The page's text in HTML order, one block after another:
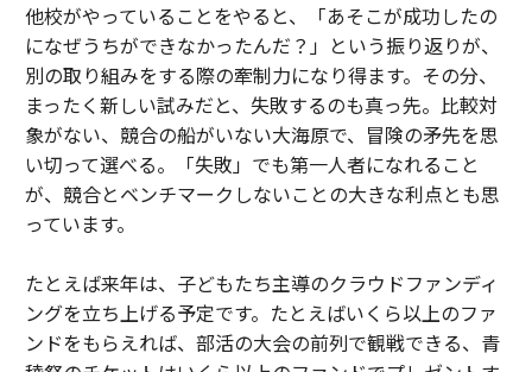
他校がやっていることをやると、「あそこが成功したの
になぜうちができなかったんだ？」という振り返りが、
別の取り組みをする際の牽制力になり得ます。その分、
まったく新しい試みだと、失敗するのも真っ先。比較対
象がない、競合の船がいない大海原で、冒険の矛先を思
い切って選べる。「失敗」でも第一人者になれること
が、競合とベンチマークしないことの大きな利点とも思
っています。
たとえば来年は、子どもたち主導のクラウドファンディ
ングを立ち上げる予定です。たとえばいくら以上のファ
ンドをもらえれば、部活の大会の前列で観戦できる、青